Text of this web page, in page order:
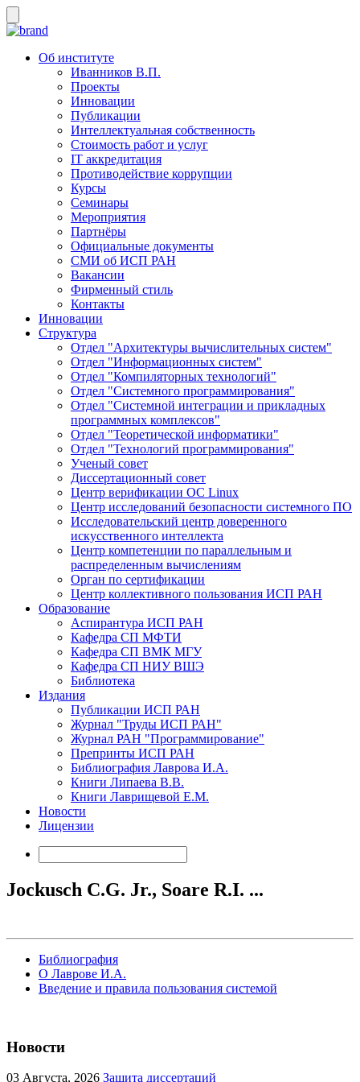
Об институте
Иванников В.П.
Проекты
Инновации
Публикации
Интеллектуальная собственность
Стоимость работ и услуг
IT аккредитация
Противодействие коррупции
Курсы
Семинары
Мероприятия
Партнёры
Официальные документы
СМИ об ИСП РАН
Вакансии
Фирменный стиль
Контакты
Инновации
Структура
Отдел "Архитектуры вычислительных систем"
Отдел "Информационных систем"
Отдел "Компиляторных технологий"
Отдел "Системного программирования"
Отдел "Системной интеграции и прикладных
программных комплексов"
Отдел "Теоретической информатики"
Отдел "Технологий программирования"
Ученый совет
Диссертационный совет
Центр верификации ОС Linux
Центр исследований безопасности системного ПО
Исследовательский центр доверенного
искусственного интеллекта
Центр компетенции по параллельным и
распределенным вычислениям
Орган по сертификации
Центр коллективного пользования ИСП РАН
Образование
Аспирантура ИСП РАН
Кафедра СП МФТИ
Кафедра СП ВМК МГУ
Кафедра СП НИУ ВШЭ
Библиотека
Издания
Публикации ИСП РАН
Журнал "Труды ИСП РАН"
Журнал РАН "Программирование"
Препринты ИСП РАН
Библиография Лаврова И.А.
Книги Липаева В.В.
Книги Лаврищевой Е.М.
Новости
Лицензии
Jockusch C.G. Jr., Soare R.I. ...
Библиография
О Лаврове И.А.
Введение и правила пользования системой
Новости
03 Августа, 2026 Защита диссертаций